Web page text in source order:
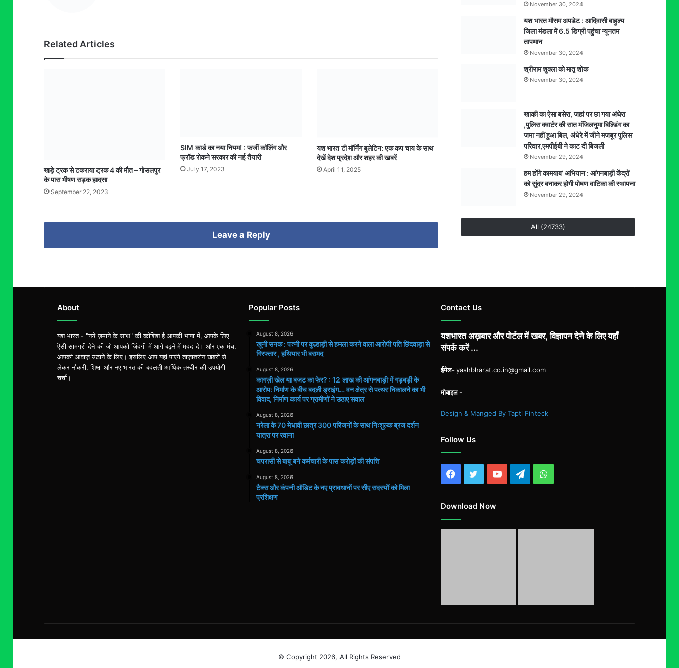
Related Articles
खड़े ट्रक से टकराया ट्रक 4 की मौत – गोसलपुर
के पास भीषण सड़क हादसा
September 22, 2023
SIM कार्ड का नया नियम! : फर्जी कॉलिंग और
फ्रॉड रोकने सरकार की नई तैयारी
July 17, 2023
यश भारत टी मॉर्निंग बुलेटिन: एक कप चाय के साथ
देखें देश प्रदेश और शहर की खबरें
April 11, 2025
Leave a Reply
November 30, 2024
यश भारत मौसम अपडेट : आदिवासी बाहुल्य
जिला मंडला में 6.5 डिग्री पहुंचा न्यूनतम
तापमान
November 30, 2024
श्रीराम शुक्ला को मातृ शोक
November 30, 2024
खाकी का ऐसा बसेरा, जहां पर छा गया अंधेरा
,पुलिस क्वार्टर की सात मंजिलनुमा बिल्डिंग का
जमा नहीं हुआ बिल, अंधेरे में जीने मजबूर पुलिस
परिवार,एमपीईबी ने काट दी बिजली
November 29, 2024
हम होंगे कामयाब’ अभियान : आंगनबाड़ी केंद्रों
को सुंदर बनाकर होगी पोषण वाटिका की स्थापना
November 29, 2024
All (24733)
About
यश भारत - "नये ज़माने के साथ" की कोशिश है आपकी भाषा में, आपके लिए
ऎसी सामग्री देने की जो आपको ज़िंदगी में आगे बढ़ने में मदद दे। और एक मंच,
आपकी आवाज़ उठाने के लिए। इसलिए आप यहां पाएंगे ताज़ातरीन खबरों से
लेकर नौकरी, शिक्षा और नए भारत की बदलती आर्थिक तस्वीर की उपयोगी
चर्चा।
Popular Posts
August 8, 2026
खूनी सनक : पत्नी पर कुल्हाड़ी से हमला करने वाला आरोपी पति छिंदवाड़ा से
गिरफ्तार , हथियार भी बरामद
August 8, 2026
कागज़ी खेल या बजट का फेर? : 12 लाख की आंगनबाड़ी में गड़बड़ी के
आरोप: निर्माण के बीच बदली ड्राइंग… वन क्षेत्र से पत्थर निकालने का भी
विवाद, निर्माण कार्य पर ग्रामीणों ने उठाए सवाल
August 8, 2026
नरेला के 70 मेधावी छात्र 300 परिजनों के साथ निःशुल्क ब्रज दर्शन
यात्रा पर रवाना
August 8, 2026
चपरासी से बाबू बने कर्मचारी के पास करोड़ों की संपत्ति
August 8, 2026
टैक्स और कंपनी ऑडिट के नए प्रावधानों पर सीए सदस्यों को मिला
प्रशिक्षण
Contact Us
यशभारत अख़बार और पोर्टल में खबर, विज्ञापन देने के लिए यहाँ
संपर्क करें ...
ईमेल-yashbharat.co.in@gmail.com
मोबाइल -
Design & Manged By Tapti Finteck
Follow Us
Facebook
TwitterYouTubeTelegramWhatsApp
Download Now
© Copyright 2026, All Rights Reserved